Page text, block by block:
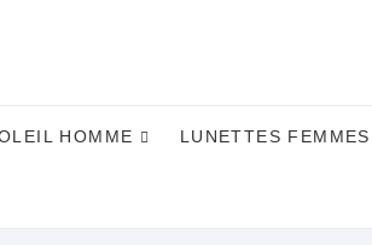
HOMME LUNETTES FEMMES